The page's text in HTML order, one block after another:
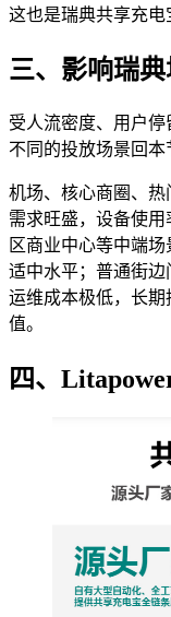
这也是瑞典共享充电
三、影响瑞
受人流密度、用户
不同的投放场景回本
机场、核心商圈、
需求旺盛，设备使
区商业中心等中端
适中水平；普通街
运维成本极低，长
值。
四、